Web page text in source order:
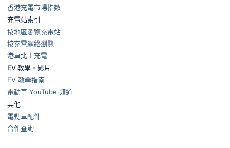
香港充電市場指數
充電站索引
按地區瀏覽充電站
按充電網絡瀏覽
港車北上充電
EV 教學・影片
EV 教學指南
電動車 YouTube 頻道
其他
電動車配件
合作查詢